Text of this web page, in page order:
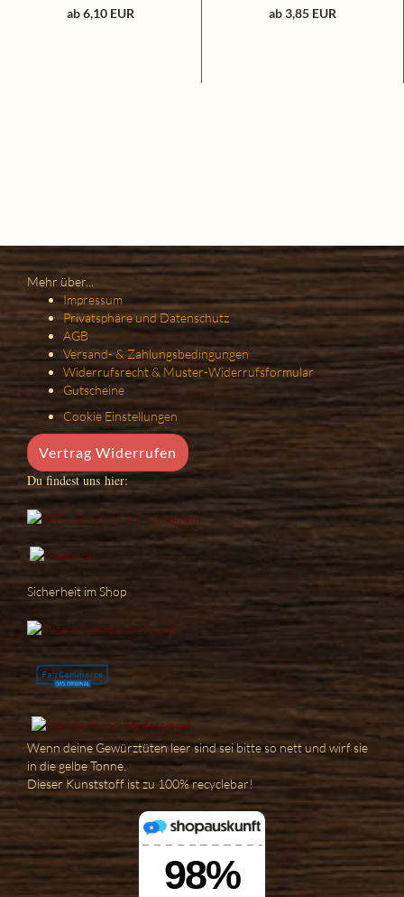
ab 6,10 EUR ab 3,85 EUR
Mehr über...
Impressum
Privatsphäre und Datenschutz
AGB
Versand- & Zahlungsbedingungen
Widerrufsrecht & Muster-Widerrufsformular
Gutscheine
Cookie Einstellungen
Vertrag Widerrufen
Du findest uns hier:
Sicherheit im Shop
Wenn deine Gewürztüten leer sind sei bitte so nett und wirf sie
in die gelbe Tonne.
Dieser Kunststoff ist zu 100% recyclebar!